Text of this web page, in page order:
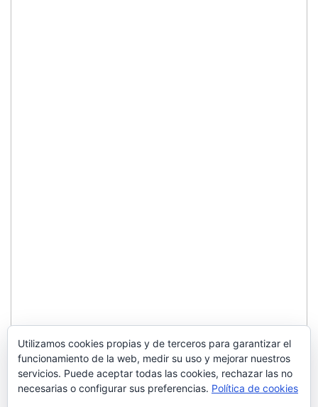
Utilizamos cookies propias y de terceros para garantizar el
funcionamiento de la web, medir su uso y mejorar nuestros
servicios. Puede aceptar todas las cookies, rechazar las no
necesarias o configurar sus preferencias. Política de cookies